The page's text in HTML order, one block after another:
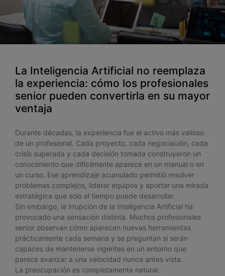
La Inteligencia Artificial no reemplaza
la experiencia: cómo los profesionales
senior pueden convertirla en su mayor
ventaja
Durante décadas, la experiencia fue el activo más valioso
de un profesional. Cada proyecto, cada negociación, cada
crisis superada y cada decisión tomada construyeron un
conocimiento que difícilmente aparece en un manual o en
un curso. Ese aprendizaje acumulado permitió resolver
problemas complejos, liderar equipos y aportar una mirada
estratégica que solo el tiempo puede desarrollar.
Sin embargo, la irrupción de la Inteligencia Artificial ha
provocado una sensación distinta. Muchos profesionales
senior observan cómo aparecen nuevas herramientas
prácticamente cada semana y se preguntan si serán
capaces de mantenerse vigentes en un entorno que
parece avanzar a una velocidad nunca antes vista.
La preocupación es completamente natural.